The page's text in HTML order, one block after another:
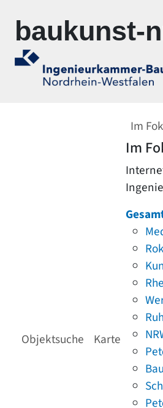
baukunst-
Objektsuche Karte
Im
Im